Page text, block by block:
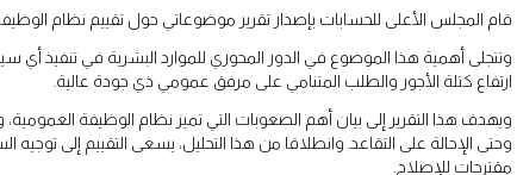
قام المجلس الأعلى للحسابات بإصدار تقرير موضوعاتي حول تقييم نظام
وتتجلى أهمية هذا الموضوع في الدور المحوري للموارد البشرية في تنفيذ أي
ارتفاع كتلة الأجور والطلب المتنامي على مرفق عمومي ذي جودة عالية.
ويهدف هذا التقرير إلى بيان أهم الصعوبات التي تميز نظام الوظيفة
وحتى الإحالة على التقاعد. وانطلاقا من هذا التحليل، يسعى التقييم إلى
مقترحات للإصلاح.